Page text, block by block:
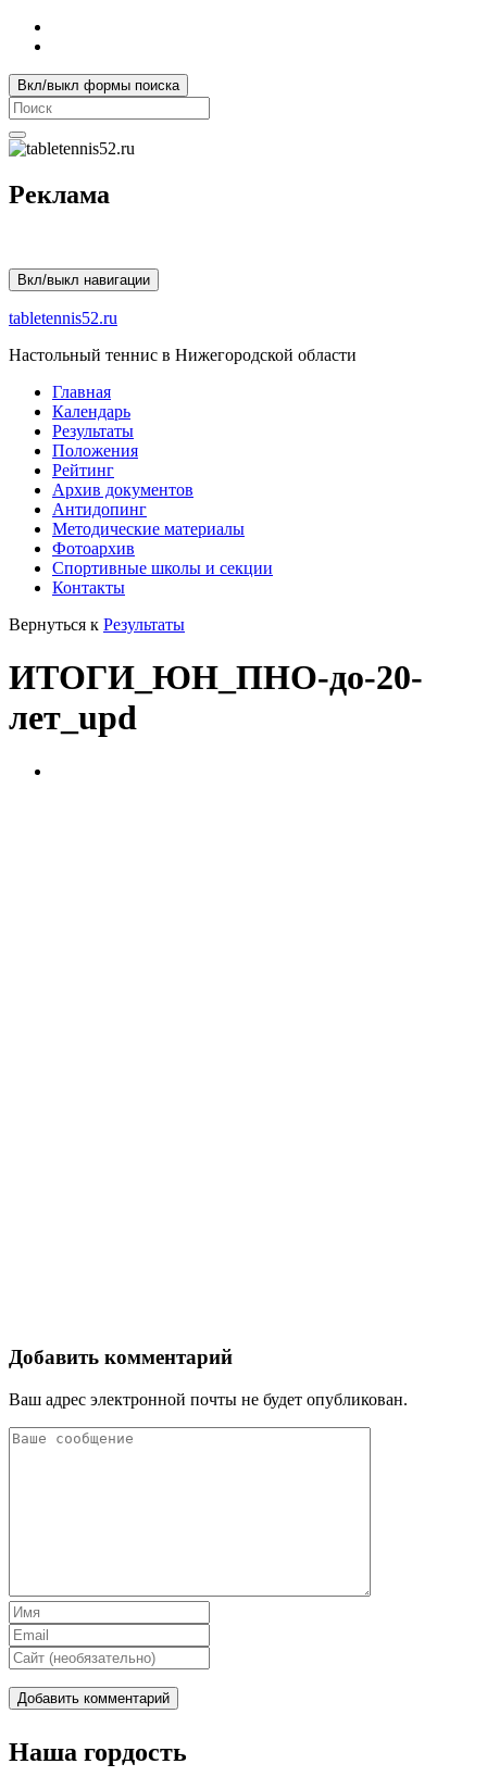
Вкл/выкл формы поиска
Search
for:
Реклама
Вкл/выкл навигации
tabletennis52.ru
Настольный теннис в Нижегородской области
Главная
Календарь
Результаты
Положения
Рейтинг
Архив документов
Антидопинг
Методические материалы
Фотоархив
Спортивные школы и секции
Контакты
Вернуться к Результаты
ИТОГИ_ЮН_ПНО-до-20-
лет_upd
Добавить комментарий
Ваш адрес электронной почты не будет опубликован.
Наша гордость